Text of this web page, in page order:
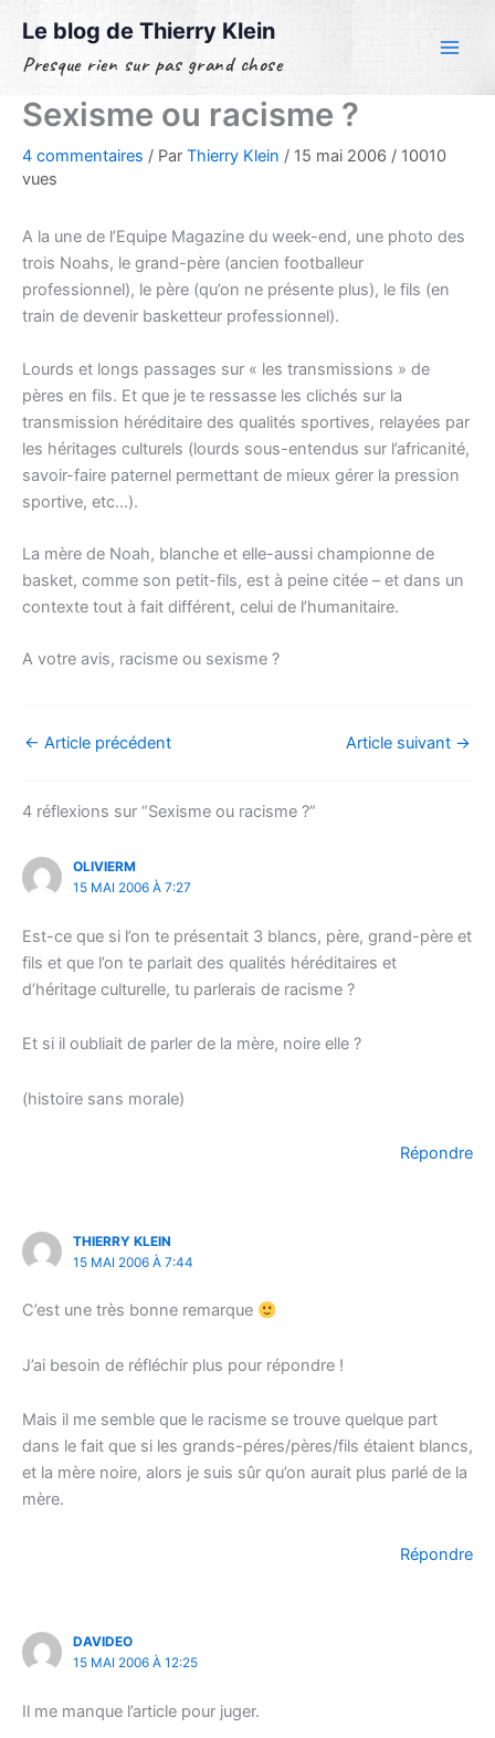
contenu
Le blog de Thierry Klein
Presque rien sur pas grand chose
Sexisme ou racisme ?
4 commentaires / Par Thierry Klein / 15 mai 2006 / 10010
vues
A la une de l’Equipe Magazine du week-end, une photo des
trois Noahs, le grand-père (ancien footballeur
professionnel), le père (qu’on ne présente plus), le fils (en
train de devenir basketteur professionnel).
Lourds et longs passages sur « les transmissions » de
pères en fils. Et que je te ressasse les clichés sur la
transmission héréditaire des qualités sportives, relayées par
les héritages culturels (lourds sous-entendus sur l’africanité,
savoir-faire paternel permettant de mieux gérer la pression
sportive, etc…).
La mère de Noah, blanche et elle-aussi championne de
basket, comme son petit-fils, est à peine citée – et dans un
contexte tout à fait différent, celui de l’humanitaire.
A votre avis, racisme ou sexisme ?
← Article précédent Article suivant →
4 réflexions sur “Sexisme ou racisme ?”
OLIVIERM
15 MAI 2006 À 7:27
Est-ce que si l’on te présentait 3 blancs, père, grand-père et
fils et que l’on te parlait des qualités héréditaires et
d’héritage culturelle, tu parlerais de racisme ?
Et si il oubliait de parler de la mère, noire elle ?
(histoire sans morale)
Répondre
THIERRY KLEIN
15 MAI 2006 À 7:44
C’est une très bonne remarque
J’ai besoin de réfléchir plus pour répondre !
Mais il me semble que le racisme se trouve quelque part
dans le fait que si les grands-péres/pères/fils étaient blancs,
et la mère noire, alors je suis sûr qu’on aurait plus parlé de la
mère.
Répondre
DAVIDEO
15 MAI 2006 À 12:25
Il me manque l’article pour juger.